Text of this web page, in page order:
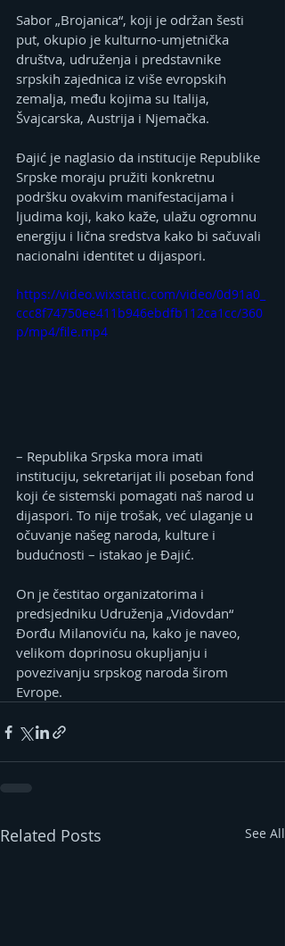
Sabor „Brojanica“, koji je održan šesti
put, okupio je kulturno-umjetnička
društva, udruženja i predstavnike
srpskih zajednica iz više evropskih
zemalja, među kojima su Italija,
Švajcarska, Austrija i Njemačka.
Đajić je naglasio da institucije Republike
Srpske moraju pružiti konkretnu
podršku ovakvim manifestacijama i
ljudima koji, kako kaže, ulažu ogromnu
energiju i lična sredstva kako bi sačuvali
nacionalni identitet u dijaspori.
https://video.wixstatic.com/video/0d91a0_
ccc8f74750ee411b946ebdfb112ca1cc/360
p/mp4/file.mp4
– Republika Srpska mora imati
instituciju, sekretarijat ili poseban fond
koji će sistemski pomagati naš narod u
dijaspori. To nije trošak, već ulaganje u
očuvanje našeg naroda, kulture i
budućnosti – istakao je Đajić.
On je čestitao organizatorima i
predsjedniku Udruženja „Vidovdan“
Đorđu Milanoviću na, kako je naveo,
velikom doprinosu okupljanju i
povezivanju srpskog naroda širom
Evrope.
Related Posts See All